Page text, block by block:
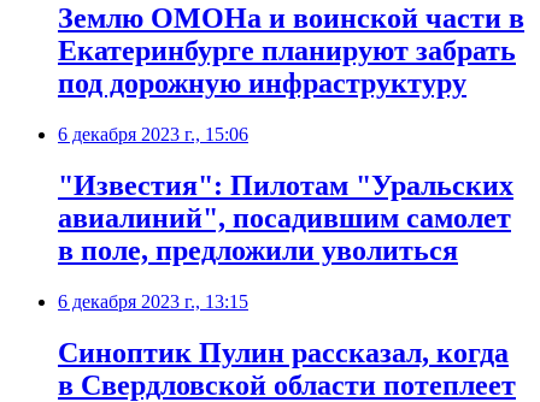
Землю ОМОНа и воинской части в
Екатеринбурге планируют забрать
под дорожную инфраструктуру
6 декабря 2023 г., 15:06
"Известия": Пилотам "Уральских
авиалиний", посадившим самолет
в поле, предложили уволиться
6 декабря 2023 г., 13:15
Синоптик Пулин рассказал, когда
в Свердловской области потеплеет